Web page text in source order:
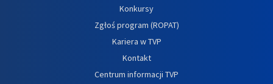
Konkursy
Zgłoś program (ROPAT)
Kariera w TVP
Kontakt
Centrum informacji TVP